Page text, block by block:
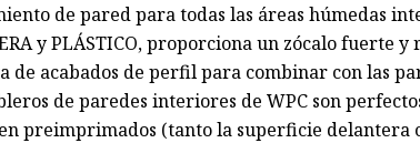
de pared para todas las áreas húmedas
y PLÁSTICO, proporciona un zócalo fuerte
de acabados de perfil para combinar con las
de paredes interiores de WPC son
preimprimados (tanto la superficie delantera